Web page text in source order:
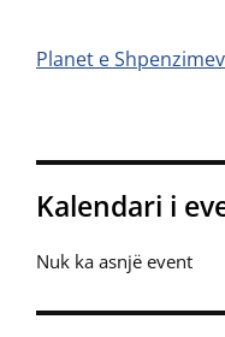
Planet e
Kalendari i
Nuk ka asnjë event